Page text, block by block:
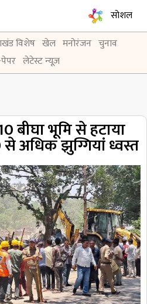
सोशल
विशेष खेल मनोरंजन चुनाव
लेटेस्ट न्यूज़
बीघा भूमि से हटाया
अधिक झुग्गियां ध्वस्त